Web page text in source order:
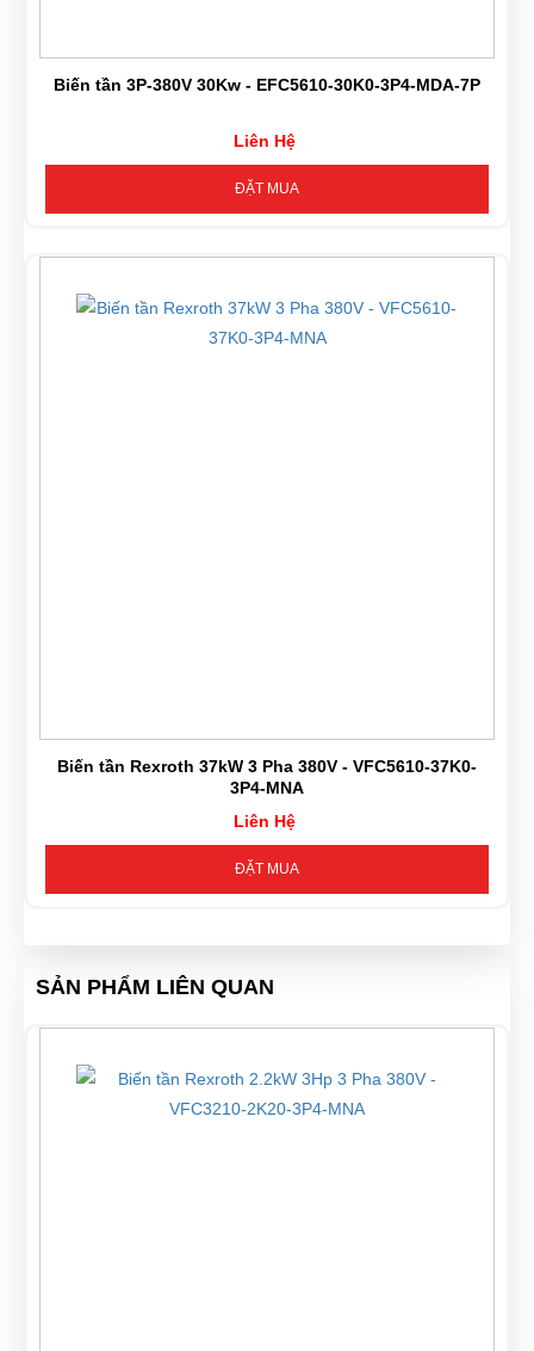
Biến tần 3P-380V 30Kw - EFC5610-30K0-3P4-MDA-7P
Liên Hệ
ĐẶT MUA
Biến tần Rexroth 37kW 3 Pha 380V - VFC5610-37K0-
3P4-MNA
Liên Hệ
ĐẶT MUA
SẢN PHẨM LIÊN QUAN